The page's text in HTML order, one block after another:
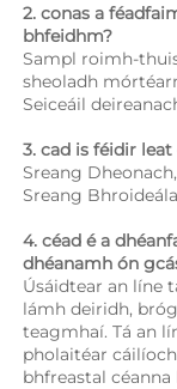
2. conas a
bhfeidhm?
Sampl roimh-
sheoladh
Seiceáil
3. cad is féidir
Sreang
Sreang
4. céad é a
dhéanamh ón
Úsáidtear an líne
lámh deiridh,
teagmhaí. Tá an
pholaitéar
bhfreastal